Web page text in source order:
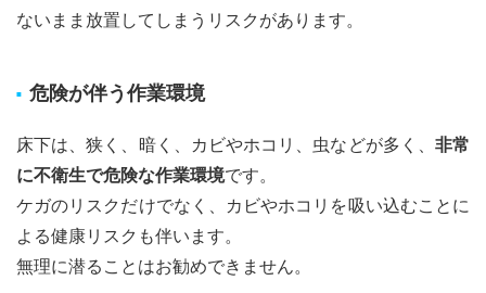
ないまま放置してしまうリスクがあります。
危険が伴う作業環境
床下は、狭く、暗く、カビやホコリ、虫などが多く、 非常
に不衛生で危険な作業環境です。
ケガのリスクだけでなく、カビやホコリを吸い込むことに
よる健康リスクも伴います。
無理に潜ることはお勧めできません。